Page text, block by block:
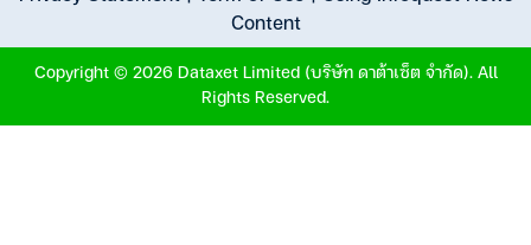
Content
Copyright © 2026 Dataxet Limited (บริษัท ดาต้าเซ็ต จำกัด). All
Rights Reserved.